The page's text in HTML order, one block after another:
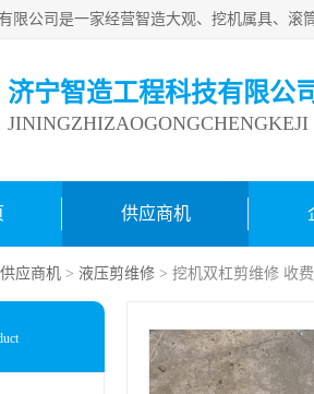
济宁智造工程科技有限公
JININGZHIZAOGONGCHENGKEJI
供应商机
供应商机 > 液压剪维修 > 挖机双杠剪维修 收